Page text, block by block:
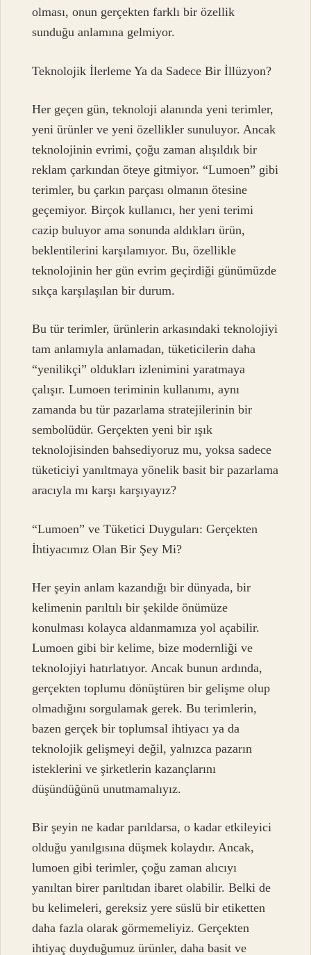
olması, onun gerçekten farklı bir özellik
sunduğu anlamına gelmiyor.
Teknolojik İlerleme Ya da Sadece Bir İllüzyon?
Her geçen gün, teknoloji alanında yeni terimler,
yeni ürünler ve yeni özellikler sunuluyor. Ancak
teknolojinin evrimi, çoğu zaman alışıldık bir
reklam çarkından öteye gitmiyor. “Lumoen” gibi
terimler, bu çarkın parçası olmanın ötesine
geçemiyor. Birçok kullanıcı, her yeni terimi
cazip buluyor ama sonunda aldıkları ürün,
beklentilerini karşılamıyor. Bu, özellikle
teknolojinin her gün evrim geçirdiği günümüzde
sıkça karşılaşılan bir durum.
Bu tür terimler, ürünlerin arkasındaki teknolojiyi
tam anlamıyla anlamadan, tüketicilerin daha
“yenilikçi” oldukları izlenimini yaratmaya
çalışır. Lumoen teriminin kullanımı, aynı
zamanda bu tür pazarlama stratejilerinin bir
sembolüdür. Gerçekten yeni bir ışık
teknolojisinden bahsediyoruz mu, yoksa sadece
tüketiciyi yanıltmaya yönelik basit bir pazarlama
aracıyla mı karşı karşıyayız?
“Lumoen” ve Tüketici Duyguları: Gerçekten
İhtiyacımız Olan Bir Şey Mi?
Her şeyin anlam kazandığı bir dünyada, bir
kelimenin parıltılı bir şekilde önümüze
konulması kolayca aldanmamıza yol açabilir.
Lumoen gibi bir kelime, bize modernliği ve
teknolojiyi hatırlatıyor. Ancak bunun ardında,
gerçekten toplumu dönüştüren bir gelişme olup
olmadığını sorgulamak gerek. Bu terimlerin,
bazen gerçek bir toplumsal ihtiyacı ya da
teknolojik gelişmeyi değil, yalnızca pazarın
isteklerini ve şirketlerin kazançlarını
düşündüğünü unutmamalıyız.
Bir şeyin ne kadar parıldarsa, o kadar etkileyici
olduğu yanılgısına düşmek kolaydır. Ancak,
lumoen gibi terimler, çoğu zaman alıcıyı
yanıltan birer parıltıdan ibaret olabilir. Belki de
bu kelimeleri, gereksiz yere süslü bir etiketten
daha fazla olarak görmemeliyiz. Gerçekten
ihtiyaç duyduğumuz ürünler, daha basit ve